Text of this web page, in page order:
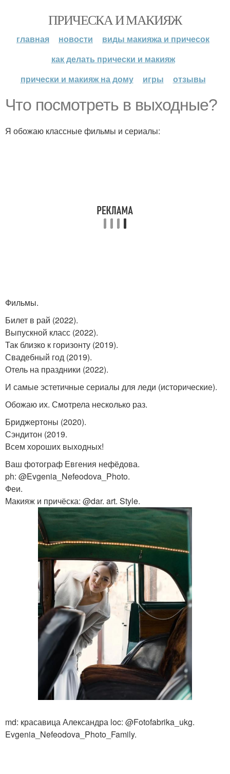
ПРИЧЕСКА И МАКИЯЖ
главная новости
виды макияжа и причесок
как делать прически и макияж
прически и макияж на дому
игры отзывы
Что посмотреть в выходные?
Я обожаю классные фильмы и сериалы:
Фильмы.
Билет в рай (2022).
Выпускной класс (2022).
Так близко к горизонту (2019).
Свадебный год (2019).
Отель на праздники (2022).
И самые эстетичные сериалы для леди (исторические).
Обожаю их. Смотрела несколько раз.
Бриджертоны (2020).
Сэндитон (2019.
Всем хороших выходных!
Ваш фотограф Евгения нефёдова.
ph: @Evgenia_Nefeodova_Photo.
Феи.
Макияж и причёска: @dar. art. Style.
md: красавица Александра loc: @Fotofabrika_ukg.
Evgenia_Nefeodova_Photo_Family.